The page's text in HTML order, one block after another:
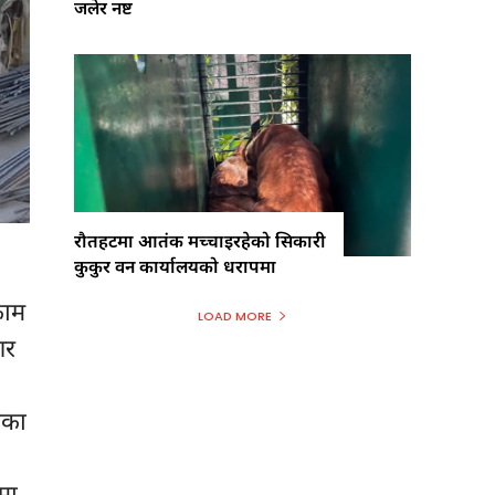
जलेर नष्ट
रौतहटमा आतंक मच्चाइरहेको सिकारी
कुकुर वन कार्यालयको धरापमा
LOAD MORE